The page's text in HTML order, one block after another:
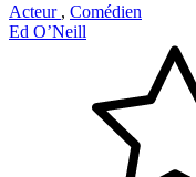
Acteur , Comédien
Ed O’Neill